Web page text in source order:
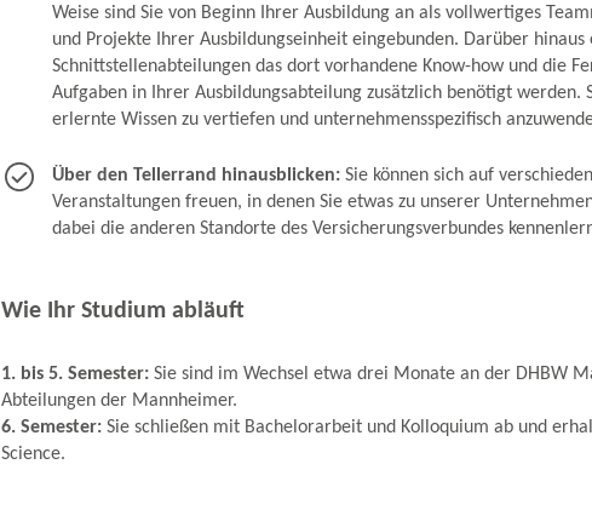
Weise sind Sie von Beginn Ihrer Ausbildung an als vollwertiges
und Projekte Ihrer Ausbildungseinheit eingebunden. Darüber
Schnittstellenabteilungen das dort vorhandene Know-how und die
Aufgaben in Ihrer Ausbildungsabteilung zusätzlich benötigt werden.
erlernte Wissen zu vertiefen und unternehmensspezifisch
Über den Tellerrand hinausblicken: Sie können sich auf
Veranstaltungen freuen, in denen Sie etwas zu unserer
dabei die anderen Standorte des Versicherungsverbundes
Wie Ihr Studium abläuft
1. bis 5. Semester: Sie sind im Wechsel etwa drei Monate an der DHBW
Abteilungen der Mannheimer.
6. Semester: Sie schließen mit Bachelorarbeit und Kolloquium ab und
Science.